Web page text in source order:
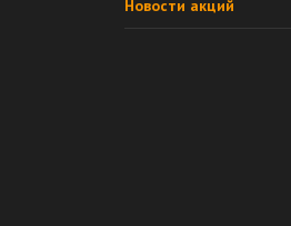
Новости акций